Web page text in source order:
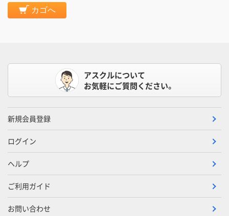
カゴへ
アスクルについて
お気軽にご質問ください。
新規会員登録
ログイン
ヘルプ
ご利用ガイド
お問い合わせ